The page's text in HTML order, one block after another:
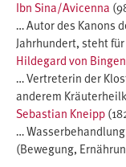
Ibn Sina/Avicenna
… Autor des Kanons
Jahrhundert, steht
Hildegard von Bingen
… Vertreterin der
anderem
Sebastian Kneipp
…
(Bewegung,